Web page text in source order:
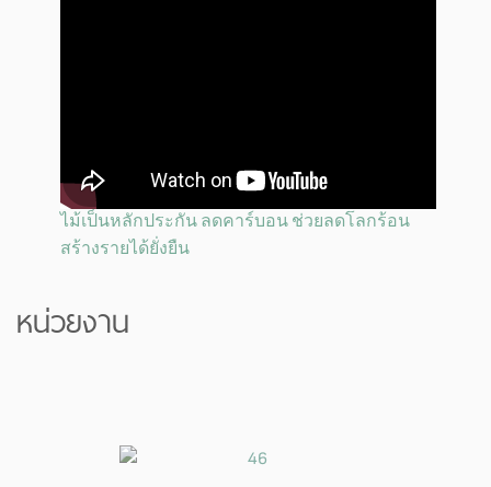
ไม้เป็นหลักประกัน ลดคาร์บอน ช่วยลดโลกร้อน
สร้างรายได้ยั่งยืน
หน่วยงาน